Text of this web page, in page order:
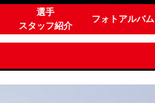
選手
スタッフ紹介
フォトアルバム